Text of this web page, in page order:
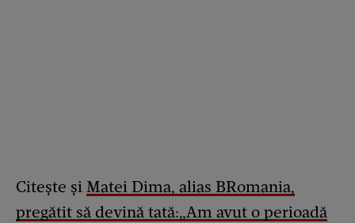
Citește și Matei Dima, alias BRomania,
pregătit să devină tată:„Am avut o perioadă